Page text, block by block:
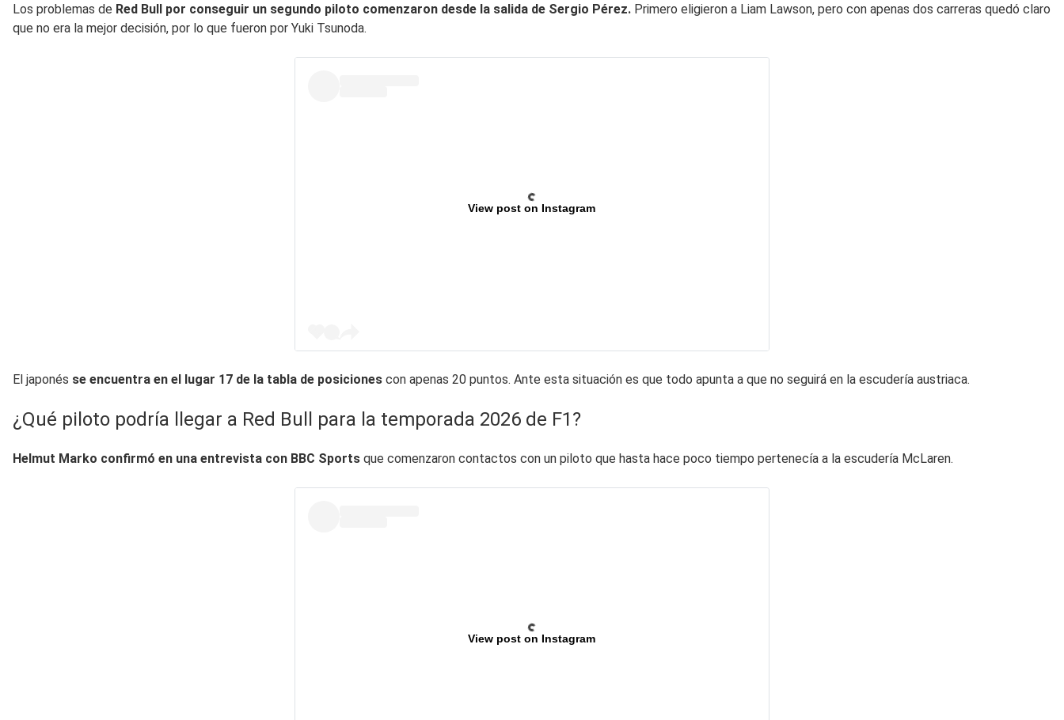
Los problemas de Red Bull por conseguir un segundo piloto comenzaron desde la salida de Sergio Pérez. Primero eligieron a Liam Lawson, pero con apenas dos carreras quedó claro
que no era la mejor decisión, por lo que fueron por Yuki Tsunoda.
View post on Instagram
El japonés se encuentra en el lugar 17 de la tabla de posiciones con apenas 20 puntos. Ante esta situación es que todo apunta a que no seguirá en la escudería austriaca.
¿Qué piloto podría llegar a Red Bull para la temporada 2026 de F1?
Helmut Marko confirmó en una entrevista con BBC Sports que comenzaron contactos con un piloto que hasta hace poco tiempo pertenecía a la escudería McLaren.
View post on Instagram